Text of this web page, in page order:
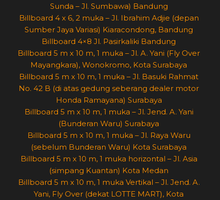
Sunda – Jl. Sumbawa) Bandung
Billboard 4 x 6, 2 muka – Jl. Ibrahim Adjie (depan
Sumber Jaya Variasi) Kiaracondong, Bandung
Billboard 4×8 Jl. Pasirkaliki Bandung
Billboard 5 m x 10 m, 1 muka – Jl. A. Yani (Fly Over
Mayangkara), Wonokromo, Kota Surabaya
Billboard 5 m x 10 m, 1 muka – Jl. Basuki Rahmat
No. 42 B (di atas gedung seberang dealer motor
Honda Ramayana) Surabaya
Billboard 5 m x 10 m, 1 muka – Jl. Jend. A. Yani
(Bunderan Waru) Surabaya
Billboard 5 m x 10 m, 1 muka – Jl. Raya Waru
(sebelum Bunderan Waru) Kota Surabaya
Billboard 5 m x 10 m, 1 muka horizontal – Jl. Asia
(simpang Kuantan) Kota Medan
Billboard 5 m x 10 m, 1 muka Vertikal – Jl. Jend. A.
Yani, Fly Over (dekat LOTTE MART), Kota